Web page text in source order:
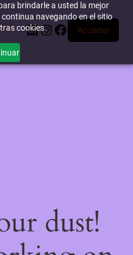
brindarle a usted la mejor
navegando en el sitio
cookies.
LinkedIn
Instagram
Facebook
Acceder
dust!